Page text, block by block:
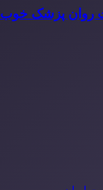
روان پزشک خوب